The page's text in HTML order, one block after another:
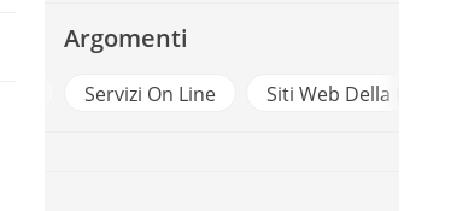
Argomenti
Servizi On Line Siti Web Della Pa